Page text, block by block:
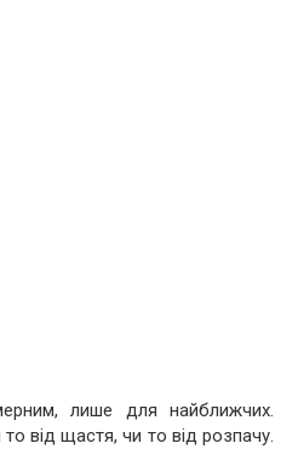
лише для найближчих.
від щастя, чи то від розпачу.